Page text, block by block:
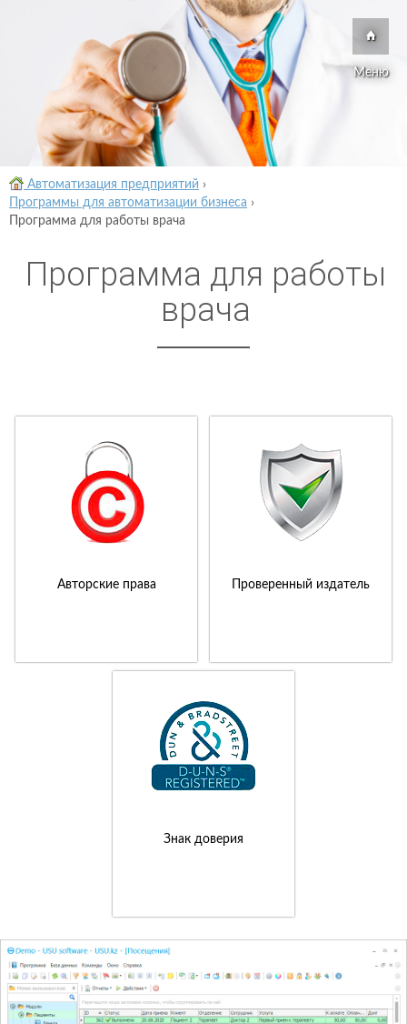
Меню
Автоматизация предприятий ›
Программы для автоматизации бизнеса ›
Программа для работы врача
Программа для работы
врача
Авторские права Проверенный издатель
Знак доверия